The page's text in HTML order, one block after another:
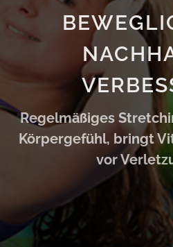
Regelmäßiges
Körpergefühl, bringt
vor